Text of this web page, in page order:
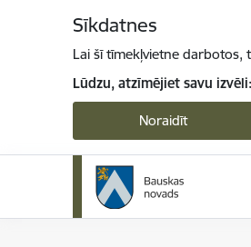
Sīkdatnes
Lai šī tīmekļvietne darbotos,
Lūdzu, atzīmējiet savu izvēli:
Noraidīt